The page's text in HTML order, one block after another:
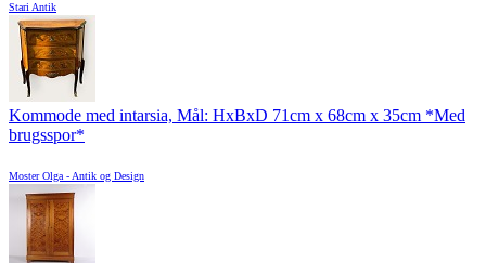
Stari Antik
Kommode med intarsia, Mål: HxBxD 71cm x 68cm x 35cm *Med
brugsspor*
Moster Olga - Antik og Design